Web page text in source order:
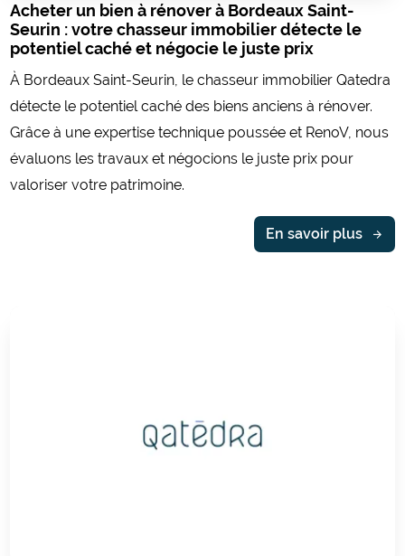
Acheter un bien à rénover à Bordeaux Saint-
Seurin : votre chasseur immobilier détecte le
potentiel caché et négocie le juste prix
À Bordeaux Saint-Seurin, le chasseur immobilier Qatedra
détecte le potentiel caché des biens anciens à rénover.
Grâce à une expertise technique poussée et RenoV, nous
évaluons les travaux et négocions le juste prix pour
valoriser votre patrimoine.
En savoir plus